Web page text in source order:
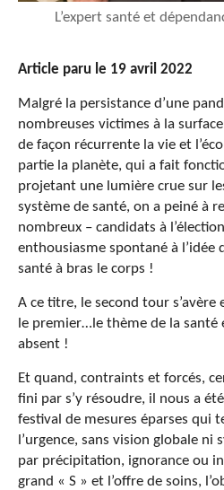
L’expert santé et
Article paru le 19 avril 2022
Malgré la persistance d’une
nombreuses victimes à la
de façon récurrente la vie et
partie la planète, qui a fait
projetant une lumière crue sur
système de santé, on a peiné à
nombreux – candidats à
enthousiasme spontané à l’idée
santé à bras le corps !
A ce titre, le second tour
le premier…le thème de la
absent !
Et quand, contraints et forcés,
fini par s’y résoudre, il nous a
festival de mesures éparses qui
l’urgence, sans vision globale
par précipitation, ignorance ou
grand « S » et l’offre de soins,